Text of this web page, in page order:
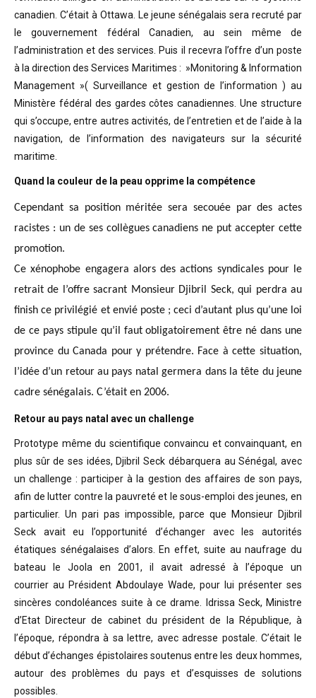
canadien. C’était à Ottawa. Le jeune sénégalais sera recruté par
le gouvernement fédéral Canadien, au sein même de
l’administration et des services. Puis il recevra l’offre d’un poste
à la direction des Services Maritimes : »Monitoring & Information
Management »( Surveillance et gestion de l’information ) au
Ministère fédéral des gardes côtes canadiennes. Une structure
qui s’occupe, entre autres activités, de l’entretien et de l’aide à la
navigation, de l’information des navigateurs sur la sécurité
maritime.
Quand la couleur de la peau opprime la compétence
Cependant sa position méritée sera secouée par des actes
racistes : un de ses collègues canadiens ne put accepter cette
promotion.
Ce xénophobe engagera alors des actions syndicales pour le
retrait de l’offre sacrant Monsieur Djibril Seck, qui perdra au
finish ce privilégié et envié poste ; ceci d’autant plus qu’une loi
de ce pays stipule qu’il faut obligatoirement être né dans une
province du Canada pour y prétendre. Face à cette situation,
l’idée d’un retour au pays natal germera dans la tête du jeune
cadre sénégalais. C’était en 2006.
Retour au pays natal avec un challenge
Prototype même du scientifique convaincu et convainquant, en
plus sûr de ses idées, Djibril Seck débarquera au Sénégal, avec
un challenge : participer à la gestion des affaires de son pays,
afin de lutter contre la pauvreté et le sous-emploi des jeunes, en
particulier. Un pari pas impossible, parce que Monsieur Djibril
Seck avait eu l’opportunité d’échanger avec les autorités
étatiques sénégalaises d’alors. En effet, suite au naufrage du
bateau le Joola en 2001, il avait adressé à l’époque un
courrier au Président Abdoulaye Wade, pour lui présenter ses
sincères condoléances suite à ce drame. Idrissa Seck, Ministre
d’Etat Directeur de cabinet du président de
la République, à
l’époque, répondra à sa lettre, avec adresse postale. C’était le
début d’échanges épistolaires soutenus entre les deux hommes,
autour des problèmes du pays et d’esquisses de solutions
possibles.